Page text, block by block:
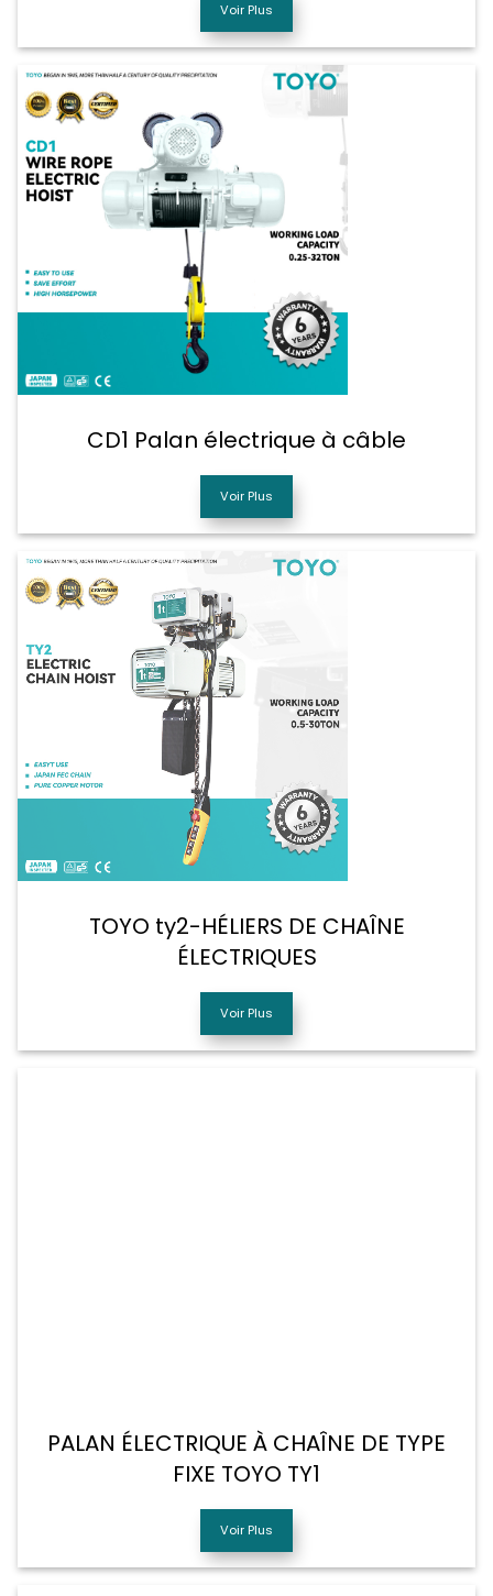
Voir Plus
CD1 Palan électrique à câble
Voir Plus
TOYO ty2-HÉLIERS DE CHAÎNE
ÉLECTRIQUES
Voir Plus
PALAN ÉLECTRIQUE À CHAÎNE DE TYPE
FIXE TOYO TY1
Voir Plus